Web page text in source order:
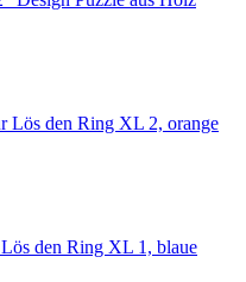
Lös den Ring XL 2, orange
Lös den Ring XL 1, blaue